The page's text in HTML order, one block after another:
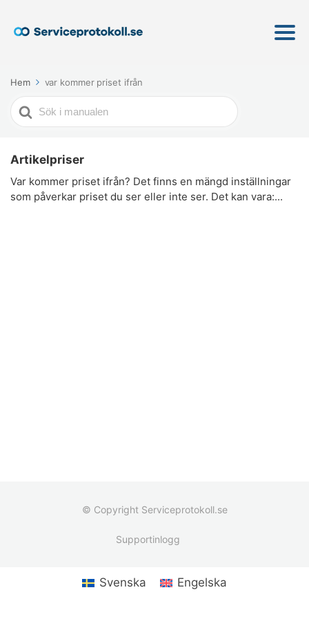
Hem var kommer priset ifrån
Söker
efter
Artikelpriser
Var kommer priset ifrån? Det finns en mängd inställningar
som påverkar priset du ser eller inte ser. Det kan vara:...
© Copyright Serviceprotokoll.se
Supportinlogg
Svenska Engelska